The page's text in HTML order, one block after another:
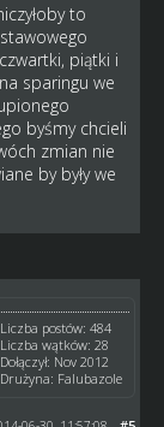
to
piątki i
sparingu we
byśmy chcieli
zmian nie
by były we
Liczba postów: 484
Liczba wątków: 28
Dołączył: Nov 2012
Drużyna: Falubazole